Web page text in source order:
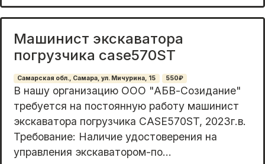
Машинист экскаватора
погрузчика case570ST
Самарская обл., Самара, ул. Мичурина, 15 550₽
В нашу организацию ООО "АБВ-Созидание"
требуется на постоянную работу машинист
экскаватора погрузчика CASE570ST, 2023г.в.
Требование: Наличие удостоверения на
управления экскаватором-по...